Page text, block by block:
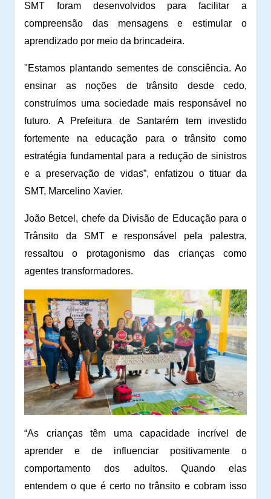
SMT foram desenvolvidos para facilitar a
compreensão das mensagens e estimular o
aprendizado por meio da brincadeira.
"Estamos plantando sementes de consciência. Ao
ensinar as noções de trânsito desde cedo,
construímos uma sociedade mais responsável no
futuro. A Prefeitura de Santarém tem investido
fortemente na educação para o trânsito como
estratégia fundamental para a redução de sinistros
e a preservação de vidas”, enfatizou o tituar da
SMT, Marcelino Xavier.
João Betcel, chefe da Divisão de Educação para o
Trânsito da SMT e responsável pela palestra,
ressaltou o protagonismo das crianças como
agentes transformadores.
“As crianças têm uma capacidade incrível de
aprender e de influenciar positivamente o
comportamento dos adultos. Quando elas
entendem o que é certo no trânsito e cobram isso